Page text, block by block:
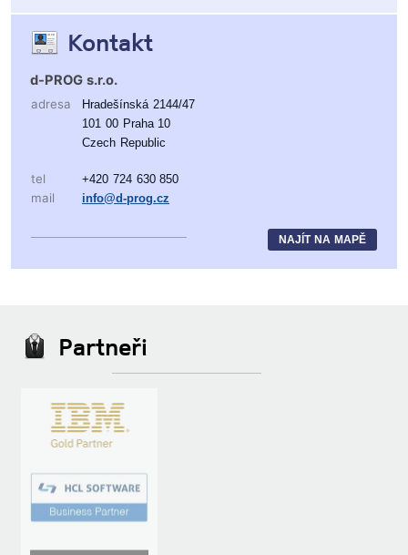
Kontakt
d-PROG s.r.o.
adresa
Hradešínská 2144/47
101 00 Praha 10
Czech Republic
tel +420 724 630 850
mail info@d-prog.cz
NAJÍT NA MAPĚ
Partneři